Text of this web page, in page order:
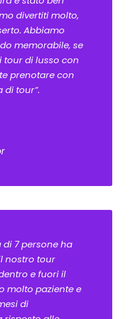
divertiti molto,
Abbiamo
memorabile, se
tour di lusso con
prenotare con
tour”.
di 7 persone ha
nostro tour
e fuori il
molto paziente e
di